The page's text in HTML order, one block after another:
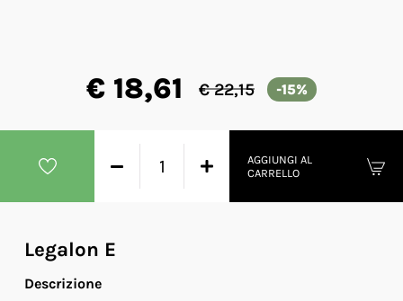
€ 18,61 € 22,15 -15%
AGGIUNGI AL
CARRELLO
Legalon E
Descrizione